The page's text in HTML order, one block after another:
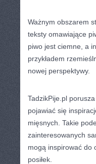
Ważnym obszarem
teksty omawiające
piwo jest ciemne, a
przykładem
nowej perspektywy.
TadzikPije.pl
pojawiać się
mięsnych. Takie
zainteresowanych
mogą inspirować do
posiłek.